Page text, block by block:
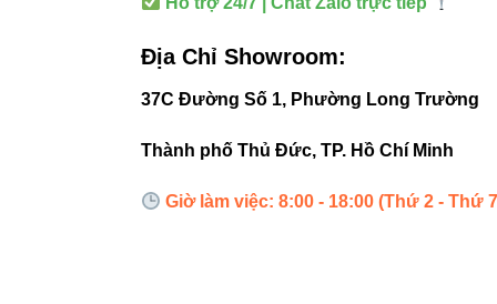
Hướng
Đấu nối
Địa Chỉ Showroom:
37C Đường Số 1, Phường Long Trường
Thành phố Thủ Đức, TP. Hồ Chí Minh
Giờ làm việc: 8:00 - 18:00 (Thứ 2 - Thứ